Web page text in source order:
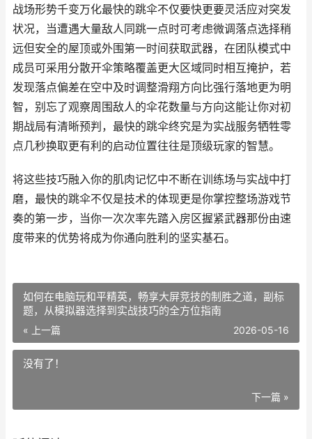
战场形势千变万化最快的跳伞不仅要快更要灵活应对突发
状况，当遭遇大量敌人同跳一点时可考虑微调落点选择稍
远但安全的屋顶或外围第一时间获取武器，在团队模式中
成员可采用分散开伞策略覆盖更大区域同时相互掩护，若
发现落点偏差在空中及时调整滑翔方向比强行落地更为明
智，别忘了观察周围敌人的伞花数量与方向这能让你对初
期战局有清晰预判，最快的跳伞终究是为实战服务牺牲零
点几秒换取更有利的启动位置往往是顶级玩家的智慧。
将这些技巧融入你的肌肉记忆中不断在训练场与实战中打
磨，最快的跳伞不仅是技术的体现更是你掌控整场游戏节
奏的第一步，当你一次次率先踏入房区握紧武器那份由速
度带来的优势将成为你通向胜利的坚实基石。
如何在电脑玩和平精英，畅享大屏竞技的制胜之道，副标
题，从模拟器选择到实战技巧的全方位指南
« 上一篇 2026-05-16
没有了！
下一篇 »